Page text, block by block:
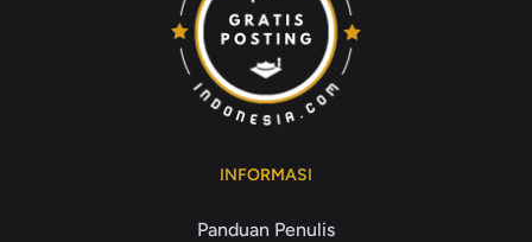
INFORMASI
Panduan Penulis